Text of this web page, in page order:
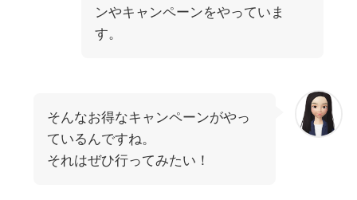
ンやキャンペーンをやっていま
す。
そんなお得なキャンペーンがやっ
ているんですね。
それはぜひ行ってみたい！